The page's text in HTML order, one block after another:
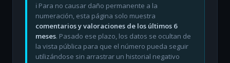
ℹ️ Para no causar daño permanente a la
numeración, esta página solo muestra
comentarios y valoraciones de los últimos 6
meses. Pasado ese plazo, los datos se ocultan de
la vista pública para que el número pueda seguir
utilizándose sin arrastrar un historial negativo